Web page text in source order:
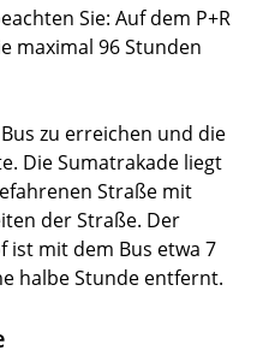
Sie: Auf dem P+R
maximal 96 Stunden
zu erreichen und die
Die Sumatrakade liegt
Straße mit
der Straße. Der
mit dem Bus etwa 7
halbe Stunde entfernt.